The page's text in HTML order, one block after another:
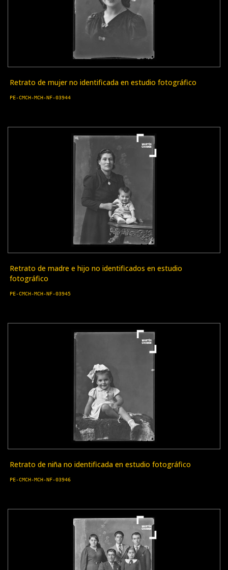
Retrato de mujer no identificada en estudio fotográfico
PE-CMCH-MCH-NF-03944
Retrato de madre e hijo no identificados en estudio
fotográfico
PE-CMCH-MCH-NF-03945
Retrato de niña no identificada en estudio fotográfico
PE-CMCH-MCH-NF-03946